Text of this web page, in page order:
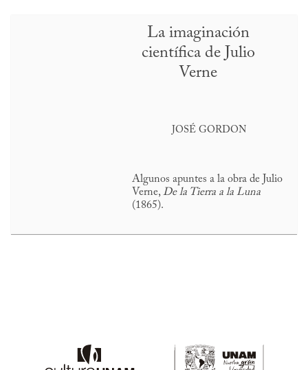
La imaginación
científica de Julio
Verne
JOSÉ GORDON
Algunos apuntes a la obra de Julio
Verne, De la Tierra a la Luna
(1865).